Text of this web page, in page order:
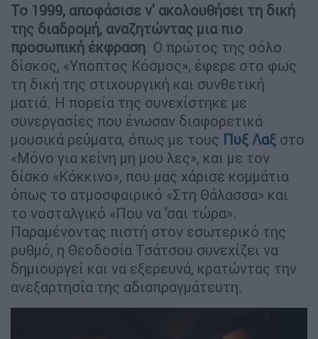
Το 1999, αποφάσισε ν' ακολουθήσει τη δική
της διαδρομή, αναζητώντας μια πιο
προσωπική έκφραση. Ο πρώτος της σόλο
δίσκος, «Υποπτος Κόσμος», έφερε στο φως
τη δική της στιχουργική και συνθετική
ματιά. Η πορεία της συνεχίστηκε με
συνεργασίες που ένωσαν διαφορετικά
μουσικά ρεύματα, όπως με τους Πυξ Λαξ στο
«Μόνο για κείνη μη μου λες», και με τον
δίσκο «Κόκκινο», που μας χάρισε κομμάτια
όπως το ατμοσφαιρικό «Στη Θάλασσα» και
το νοσταλγικό «Που να ’σαι τώρα».
Παραμένοντας πιστή στον εσωτερικό της
ρυθμό, η Θεοδοσία Τσάτσου συνεχίζει να
δημιουργεί και να εξερευνά, κρατώντας την
ανεξαρτησία της αδιαπραγμάτευτη.